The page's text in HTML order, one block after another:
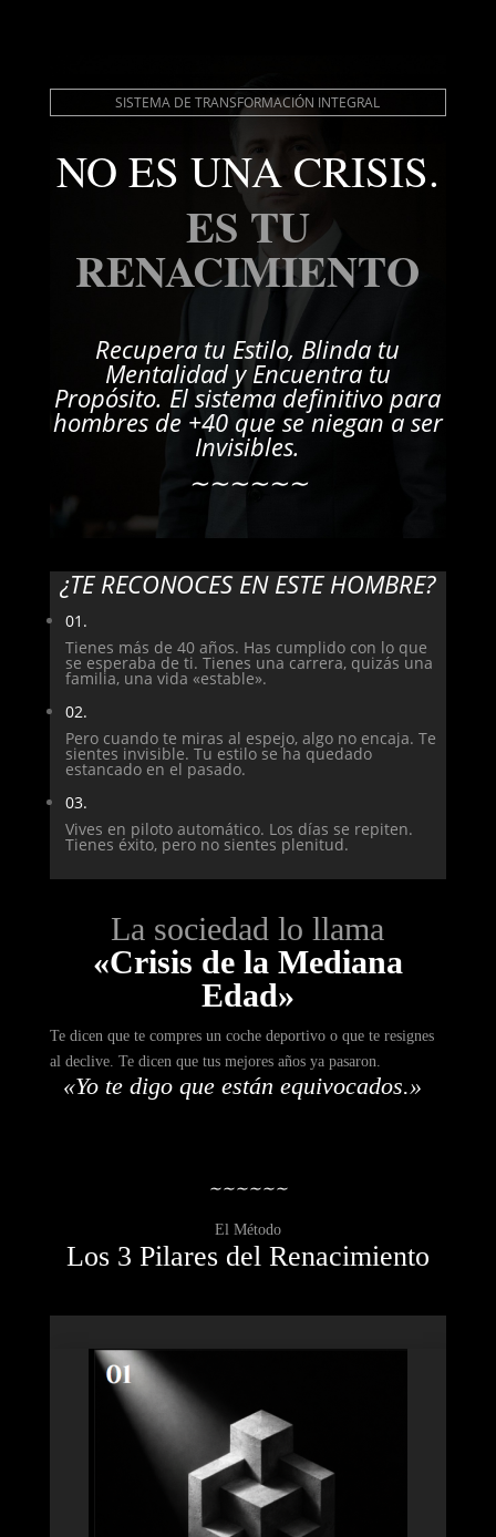
SISTEMA DE TRANSFORMACIÓN INTEGRAL
NO ES UNA CRISIS.
ES TU
RENACIMIENTO
Recupera tu Estilo, Blinda tu
Mentalidad y Encuentra tu
Propósito. El sistema definitivo para
hombres de +40 que se niegan a ser
Invisibles.
∼∼∼∼∼∼
¿TE RECONOCES EN ESTE HOMBRE?
01.
Tienes más de 40 años. Has cumplido con lo que
se esperaba de ti. Tienes una carrera, quizás una
familia, una vida «estable».
02.
Pero cuando te miras al espejo, algo no encaja. Te
sientes invisible. Tu estilo se ha quedado
estancado en el pasado.
03.
Vives en piloto automático. Los días se repiten.
Tienes éxito, pero no sientes plenitud.
La sociedad lo llama
«Crisis de la Mediana
Edad»
Te dicen que te compres un coche deportivo o que te resignes
al declive. Te dicen que tus mejores años ya pasaron.
«Yo te digo que están equivocados.»
∼∼∼∼∼∼
El Método
Los 3 Pilares del Renacimiento